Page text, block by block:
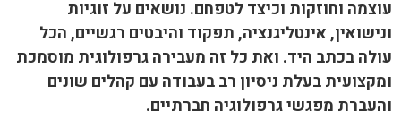
עוצמה וחוזקות וכיצד לטפחם. נושאים על זוגיות
ונישואין, אינטליגנציה, תפקוד והיבטים רגשיים, הכל
עולה בכתב היד. ואת כל זה מעבירה גרפולוגית מוסמכת
ומקצועית בעלת ניסיון רב בעבודה עם קהלים שונים
והעברת מפגשי גרפולוגיה חברתיים.